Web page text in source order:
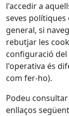
l'accedir a
seves
general, si
rebutjar les
configuració del
l'operativa és
com fer-ho).
Podeu
enllaços